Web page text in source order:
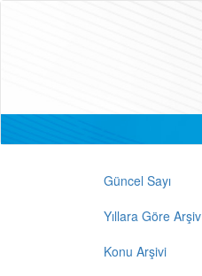
Güncel Sayı
Yıllara Göre Arşiv
Konu Arşivi